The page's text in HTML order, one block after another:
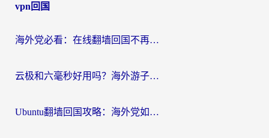
vpn回国
海外党必看：在线翻墙回国不再难！教你选对加速器无缝刷国内资源
云极和六毫秒好用吗？海外游子解锁国内资源的真实答案
Ubuntu翻墙回国攻略：海外党如何选对加速器，无缝刷国内剧玩游戏？